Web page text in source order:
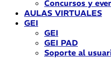
Concursos y
AULAS VIRTUALES
GEI
GEI
GEI PAD
Soporte al